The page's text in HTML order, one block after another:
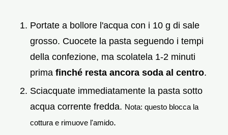
Portate a bollore l'acqua con i 10 g di sale
grosso. Cuocete la pasta seguendo i tempi
della confezione, ma scolatela 1-2 minuti
prima finché resta ancora soda al centro.
Sciacquate immediatamente la pasta sotto
acqua corrente fredda. Nota: questo blocca la
cottura e rimuove l'amido.